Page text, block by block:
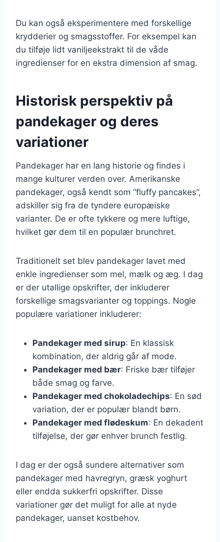
Du kan også eksperimentere med forskellige
krydderier og smagsstoffer. For eksempel kan
du tilføje lidt vaniljeekstrakt til de våde
ingredienser for en ekstra dimension af smag.
Historisk perspektiv på
pandekager og deres
variationer
Pandekager har en lang historie og findes i
mange kulturer verden over. Amerikanske
pandekager, også kendt som “fluffy pancakes”,
adskiller sig fra de tyndere europæiske
varianter. De er ofte tykkere og mere luftige,
hvilket gør dem til en populær brunchret.
Traditionelt set blev pandekager lavet med
enkle ingredienser som mel, mælk og æg. I dag
er der utallige opskrifter, der inkluderer
forskellige smagsvarianter og toppings. Nogle
populære variationer inkluderer:
Pandekager med sirup: En klassisk
kombination, der aldrig går af mode.
Pandekager med bær: Friske bær tilføjer
både smag og farve.
Pandekager med chokoladechips: En sød
variation, der er populær blandt børn.
Pandekager med flødeskum: En dekadent
tilføjelse, der gør enhver brunch festlig.
I dag er der også sundere alternativer som
pandekager med havregryn, græsk yoghurt
eller endda sukkerfri opskrifter. Disse
variationer gør det muligt for alle at nyde
pandekager, uanset kostbehov.